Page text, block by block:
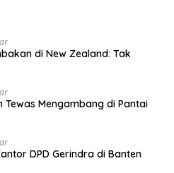
di New Zealand: Tak
Tewas Mengambang di Pantai
DPD Gerindra di Banten